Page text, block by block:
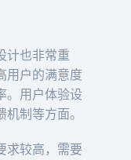
计也非常重
用户的满意度
。用户体验设
制等方面。
求较高，需要